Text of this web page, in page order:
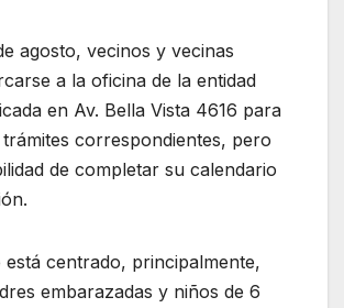
agosto, vecinos y vecinas
a la oficina de la entidad
en Av. Bella Vista 4616 para
correspondientes, pero
de completar su calendario
está centrado, principalmente,
embarazadas y niños de 6